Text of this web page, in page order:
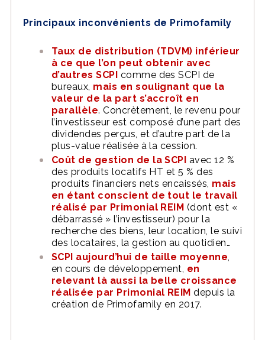
Principaux inconvénients de Primofamily
Taux de distribution (TDVM) inférieur
à ce que l’on peut obtenir avec
d’autres SCPI comme des SCPI de
bureaux, mais en soulignant que la
valeur de la part s’accroît en
parallèle. Concrètement, le revenu pour
l’investisseur est composé d’une part des
dividendes perçus, et d’autre part de la
plus-value réalisée à la cession.
Coût de gestion de la SCPI avec 12 %
des produits locatifs HT et 5 % des
produits financiers nets encaissés, mais
en étant conscient de tout le travail
réalisé par Primonial REIM (dont est «
débarrassé » l’investisseur) pour la
recherche des biens, leur location, le suivi
des locataires, la gestion au quotidien…
SCPI aujourd’hui de taille moyenne,
en cours de développement, en
relevant là aussi la belle croissance
réalisée par Primonial REIM depuis la
création de Primofamily en 2017.